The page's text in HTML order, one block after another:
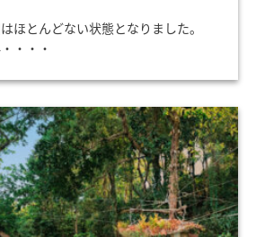
ほとんどない状態となりました。
・・・